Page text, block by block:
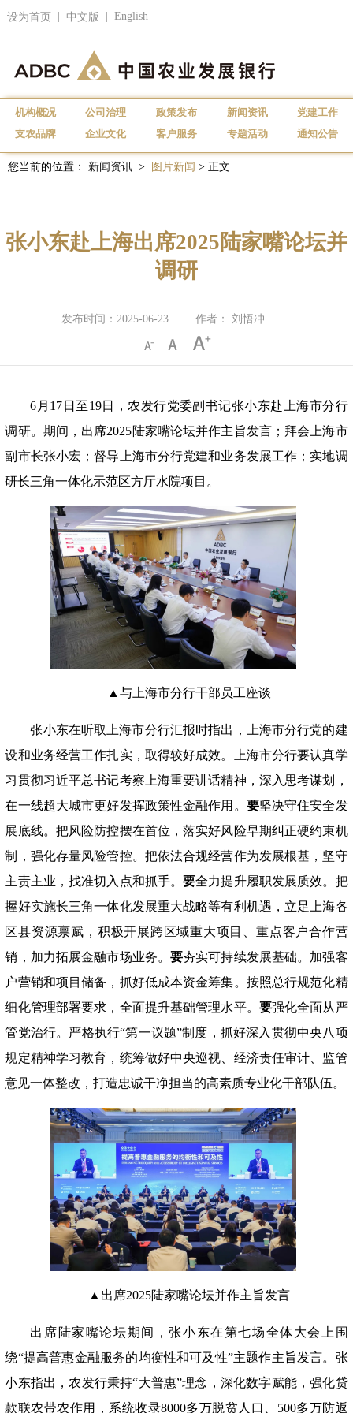
设为首页 中文版 English
机构概况 公司治理 政策发布 新闻资讯
党建工作
支农品牌
企业文化 客户服务 专题活动 通知公告
您当前的位置： 新闻资讯 > 图片新闻 > 正文
张小东赴上海出席2025陆家嘴论坛并
调研
发布时间：2025-06-23 作者： 刘悟冲
6月17日至19日，农发行党委副书记张小东赴
上海市分行
调研。期间，出席2025陆家嘴论坛并作主旨发言；拜会上海市
副市长张小宏；督导上海市分行党建和业务发展工作；实地调
研长三角一体化示范区方厅水院项目。
▲与上海市分行干部员工座谈
张小东在听取上海市分行汇报时指出，上海市分行党的建
设和业务经营工作扎实，取得较好成效。上海市分行要认真学
习贯彻习近平总书记考察上海重要讲话精神，深入思考谋划，
在一线超大城市更好发挥政策性金融作用。 要坚决守住安全发
展底线。把风险防控摆在首位，落实好风险早期纠正硬约束机
制，强化存量风险管控。把依法合规经营作为发展根基，坚守
主责主业，找准切入点和抓手。要全力提升履职发展质效。把
握好实施长三角一体化发展重大战略等有利机遇，立足上海各
区县资源禀赋，积极开展跨区域重大项目、重点客户合作营
销，加力拓展金融市场业务。 要夯实可持续发展基础。加强客
户营销和项目储备，抓好低成本资金筹集。按照总行规范化精
细化管理部署要求，全面提升基础管理水平。 要强化全面从严
管党治行。严格执行“第一议题”制度，抓好深入贯彻中央八项
规定精神学习教育，统筹做好中央巡视、经济责任审计、监管
意见一体整改，打造忠诚干净担当的高素质专业化干部队伍。
▲出席2025陆家嘴论坛并作主旨发言
出席陆家嘴论坛期间，张小东在第七场全体大会上围
绕“提高普惠金融服务的均衡性和可及性”主题作主旨发言。张
小东指出，农发行秉持“大普惠”理念，深化数字赋能，强化贷
款联农带农作用，系统收录8000多万脱贫人口、500多万防返